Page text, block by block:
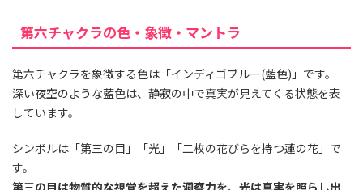
第六チャクラの色・象徴・マントラ
第六チャクラを象徴する色は「インディゴブルー(藍色)」です。
深い夜空のような藍色は、静寂の中で真実が見えてくる状態を表
しています。
シンボルは「第三の目」「光」「二枚の花びらを持つ蓮の花」で
す。
第三の目は物質的な視覚を超えた洞察力を、光は真実を照らし出